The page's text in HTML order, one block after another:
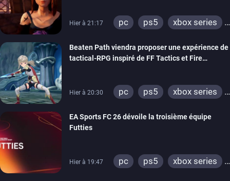
Hier à 21:17 pc ps5
xbox series
xbox one
Beaten Path viendra proposer une expérience de
tactical-RPG inspiré de FF Tactics et Fire
Hier à 20:30 pc ps5
xbox series
EA Sports FC 26 dévoile la troisième équipe
Futties
Hier à 19:47 pc ps5
xbox series